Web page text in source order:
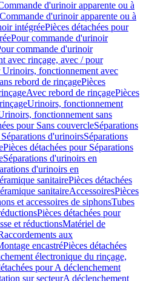
d'urinoir apparente ou à
d'urinoir apparente ou à
intégréePièces détachées pour
Pour commande d'urinoir
commande d'urinoir
avec rinçage, avec / pour
Urinoirs, fonctionnement avec
rebord de rinçagePièces
Avec rebord de rinçagePièces
Urinoirs, fonctionnement
fonctionnement sans
pour Sans couvercleSéparations
d'urinoirsSéparations
Pièces détachées pour Séparations
Séparations d'urinoirs en
d'urinoirs en
sanitairePièces détachées
sanitaireAccessoiresPièces
et accessoires de siphonsTubes
Pièces détachées pour
et réductionsMatériel de
aux
encastréPièces détachées
électronique du rinçage,
pour A déclenchement
sur secteurA déclenchement